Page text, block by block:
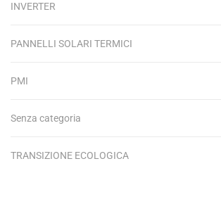
INVERTER
PANNELLI SOLARI TERMICI
PMI
Senza categoria
TRANSIZIONE ECOLOGICA